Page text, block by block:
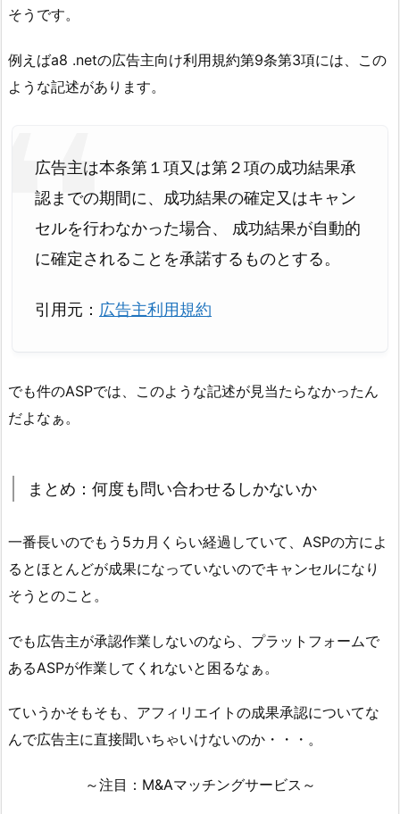
そうです。
例えばa8 .netの広告主向け利用規約第9条第3項には、この
ような記述があります。
広告主は本条第１項又は第２項の成功結果承
認までの期間に、成功結果の確定又はキャン
セルを行わなかった場合、 成功結果が自動的
に確定されることを承諾するものとする。
引用元： 広告主利用規約
でも件のASPでは、このような記述が見当たらなかったん
だよなぁ。
まとめ：何度も問い合わせるしかないか
一番長いのでもう5カ月くらい経過していて、ASPの方によ
るとほとんどが成果になっていないのでキャンセルになり
そうとのこと。
でも広告主が承認作業しないのなら、プラットフォームで
あるASPが作業してくれないと困るなぁ。
ていうかそもそも、アフィリエイトの成果承認についてな
んで広告主に直接聞いちゃいけないのか・・・。
～注目：M&Aマッチングサービス～